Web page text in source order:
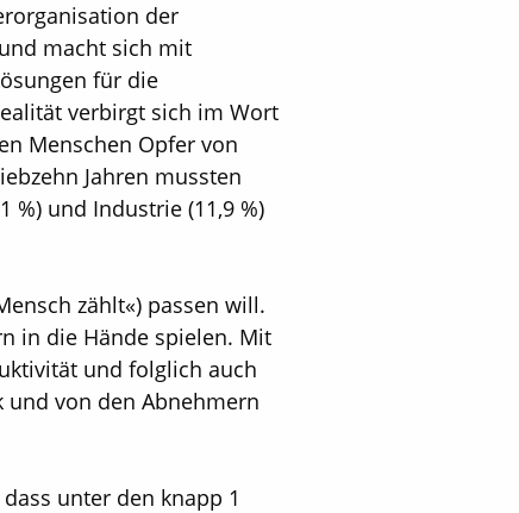
der
macht sich mit
für die
verbirgt sich im Wort
Menschen Opfer von
Jahren mussten
%) und Industrie (11,9 %)
zählt«) passen will.
in die Hände spielen. Mit
und folglich auch
von den Abnehmern
unter den knapp 1